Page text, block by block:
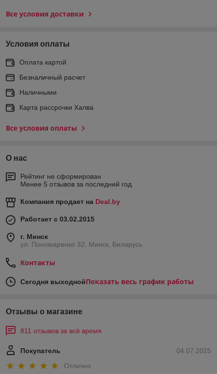
Все условия доставки
Условия оплаты
Оплата картой
Безналичный расчет
Наличными
Карта рассрочки Халва
Все условия оплаты
О нас
Рейтинг не сформирован
Менее 5 отзывов за последний год
Компания продает на Deal.by
Работает с 03.02.2015
г. Минск
ул. Пономаренко 32, Минск, Беларусь
Контакты
Сегодня выходнойПоказать весь график работы
Отзывы о магазине
811 отзывов за всё время
04.07.2025
Покупатель
Отлично